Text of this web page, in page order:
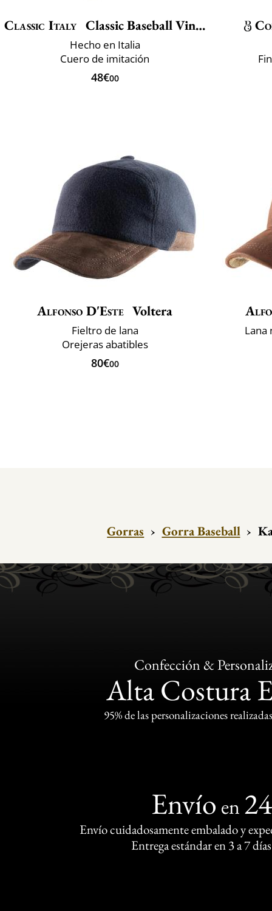
Classic Italy Classic Baseball Vincenzo
Hecho en Italia
Cuero de imitación
48€00
Alfonso D'Este Voltera
Fieltro de lana
Orejeras abatibles
80€00
Lana
Gorras › Gorra Baseball ›
Confección &
Alta Costura
95% de las personalizaciones
Envío en
Envío cuidadosamente embalado y
Entrega estándar en 3 a 7